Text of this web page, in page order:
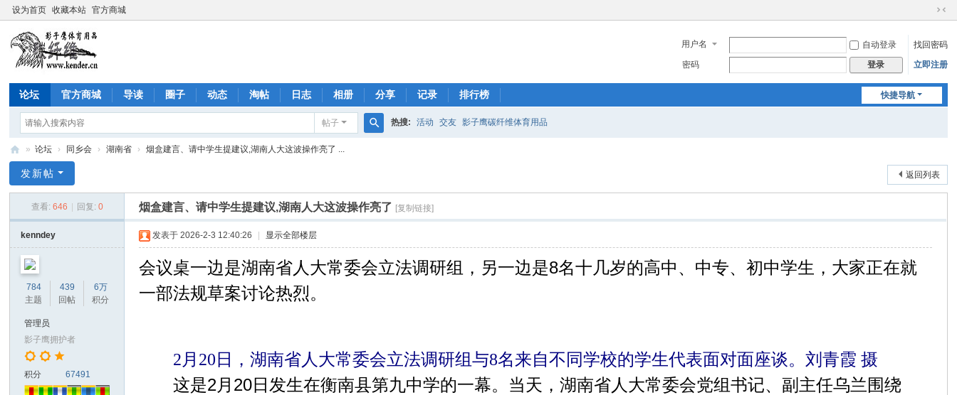
设为首页 收藏本站 官方商城
切
到
窄
用户名 自动登录
找回密码
密码
登录 立即注册
快捷导航
论坛 官方商城 导读 圈子 动态 淘帖 日志 相册 分享 记录 排行榜
帖子 热搜: 活动 交友 影子鹰碳纤维体育用品
子
社
(C
» 论坛 › 同乡会 › 湖南省 › 烟盒建言、请中学生提建议,湖南人大这波操作亮了 ...
返回列表
发新帖
查看: 646 回复: 0 烟盒建言、请中学生提建议,湖南人大这波操作亮了 [复制链接]
kenndey
784
主题
439
回帖
6万
积分
管理员
影子鹰拥护者
积分 67491
发表于 2026-2-3 12:40:26 显示全部楼层
会议桌一边是湖南省人大常委会立法调研组，另一边是8名十几岁的高中、中专、初中学生，大家正在就
一部法规草案讨论热烈。
2月20日，湖南省人大常委会立法调研组与8名来自不同学校的学生代表面对面座谈。刘青霞 摄
这是2月20日发生在衡南县第九中学的一幕。当天，湖南省人大常委会党组书记、副主任乌兰围绕